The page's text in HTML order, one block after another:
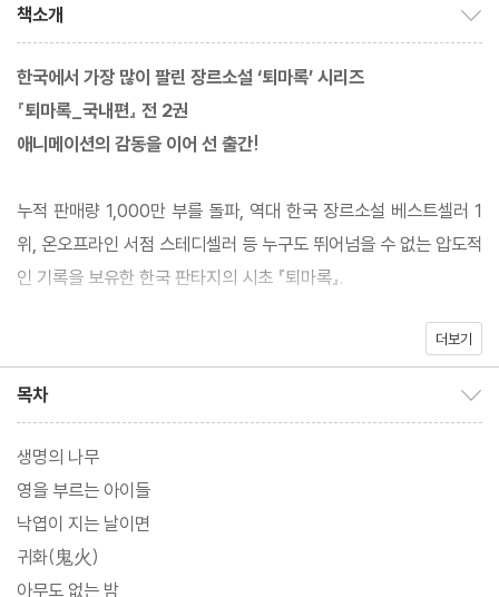
책소개
한국에서 가장 많이 팔린 장르소설 ‘퇴마록’ 시리즈
『퇴마록_국내편』 전 2권
애니메이션의 감동을 이어 선 출간!
누적 판매량 1,000만 부를 돌파, 역대 한국 장르소설 베스트셀러 1
위, 온오프라인 서점 스테디셀러 등 누구도 뛰어넘을 수 없는 압도적
인 기록을 보유한 한국 판타지의 시초 『퇴마록』.
2025년 2월 21일 개봉한 애니메이션 영화 〈퇴마록〉의 상승세에 힘
오팬하우스에서 선 출간된다. 85분으로 압축된 애니메이션에서는
미처 확인하기 어려웠던 인물들의 장대한 서사와 과거 히스토리를
다시금 찾아볼 수 있어 애니메이션과 비교해서 보는 재미는 물론, 원
작 소설만이 주는 오리지널리티의 감동을 더욱 크게 느낄 수 있다.
거기에 더해 구판 해설집이 아쉽지 않을 정도로 상세한 설명을 각주
로 달았으며, 크고 작은 개연성의 오류를 한 번 더 잡아낸 완성형 판
더보기
목차
생명의 나무
영을 부르는 아이들
낙엽이 지는 날이면
귀화(鬼火)
아무도 없는 밤